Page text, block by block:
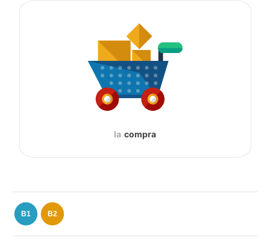
la compra
B1 B2